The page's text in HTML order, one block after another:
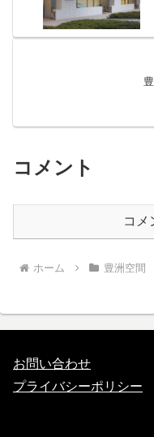
コメント
コメ
ホーム 豊洲空間
お問い合わせ
プライバシーポリシー